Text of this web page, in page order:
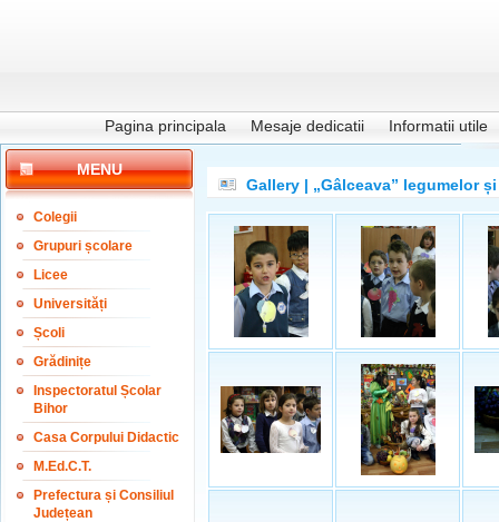
Pagina principala Mesaje dedicatii Informatii utile
MENU
Colegii
Grupuri școlare
Licee
Universități
Școli
Grădinițe
Inspectoratul Școlar
Bihor
Casa Corpului Didactic
M.Ed.C.T.
Prefectura și Consiliul
Județean
Gallery | „Gâlceava” legumelor